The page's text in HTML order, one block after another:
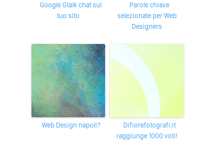
Google Gtalk chat sul
tuo sito
Parole chiave
selezionate per Web
Designers
Web Design napoli?
difiorefotografi.it
raggiunge 1000 voti!